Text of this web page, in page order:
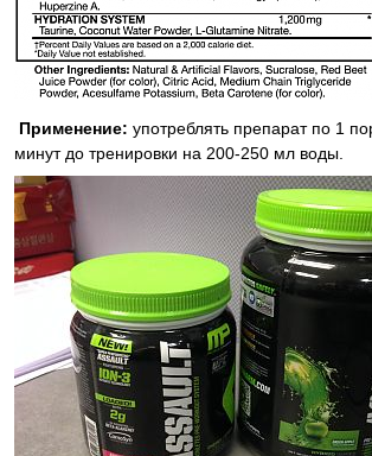
Применение: употреблять препарат по 1
минут до тренировки на 200-250 мл воды.